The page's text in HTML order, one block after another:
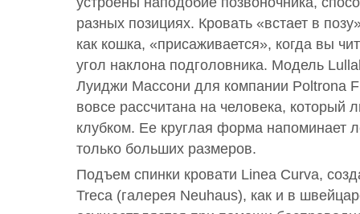
разных позициях. Кровать «встает в
как кошка, «присаживается», когда вы
угол наклона подголовника. Модель
Луиджи Массони для компании Poltrona
вовсе рассчитана на человека, который
клубком. Ее круглая форма напоминает
только больших размеров.
Подъем спинки кровати Linea Curva,
Treca (галерея Neuhaus), как и в